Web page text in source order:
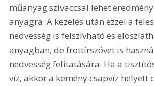
műanyag szivaccsal lehet
anyagra. A kezelés után ezzel a
nedvesség is felszívható és
anyagban, de frottírszövet is
nedvesség felitatására. Ha a
víz, akkor a kemény csapvíz helyett